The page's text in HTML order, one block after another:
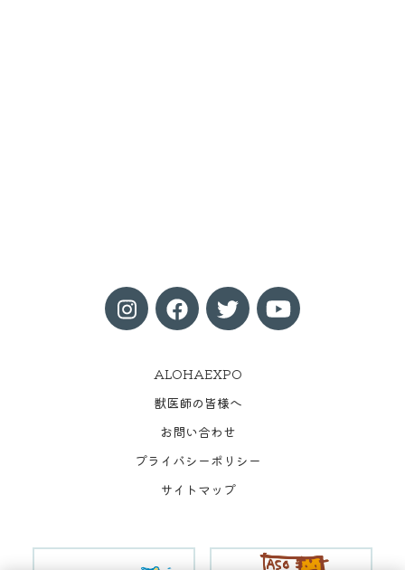
ALOHAEXPO
獣医師の皆様へ
お問い合わせ
プライバシーポリシー
サイトマップ